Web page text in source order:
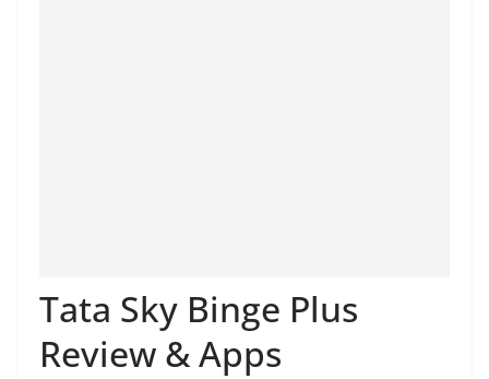
Tata Sky Binge Plus
Review & Apps